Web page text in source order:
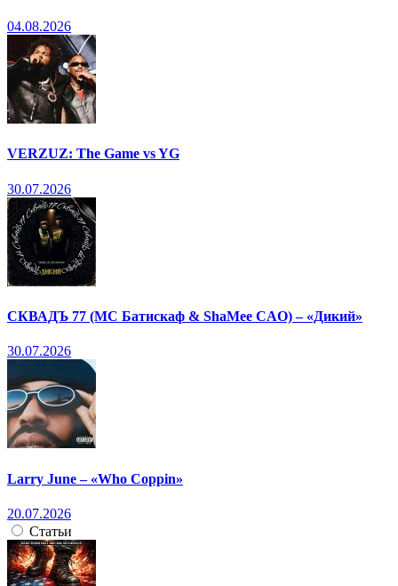
04.08.2026
VERZUZ: The Game vs YG
30.07.2026
СКВАДЪ 77 (МС Батискаф & ShaMee CAO) – «Дикий»
30.07.2026
Larry June – «Who Coppin»
20.07.2026
Статьи